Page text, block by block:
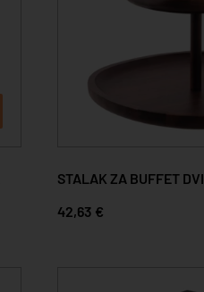
STALAK ZA BUFFET
42,63 €